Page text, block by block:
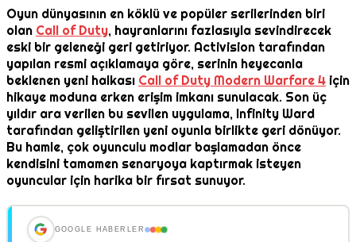
Oyun dünyasının en köklü ve popüler serilerinden biri
olan Call of Duty, hayranlarını fazlasıyla sevindirecek
eski bir geleneği geri getiriyor. Activision tarafından
yapılan resmi açıklamaya göre, serinin heyecanla
beklenen yeni halkası Call of Duty Modern Warfare 4 için
hikaye moduna erken erişim imkanı sunulacak. Son üç
yıldır ara verilen bu sevilen uygulama, Infinity Ward
tarafından geliştirilen yeni oyunla birlikte geri dönüyor.
Bu hamle, çok oyunculu modlar başlamadan önce
kendisini tamamen senaryoya kaptırmak isteyen
oyuncular için harika bir fırsat sunuyor.
GOOGLE HABERLER